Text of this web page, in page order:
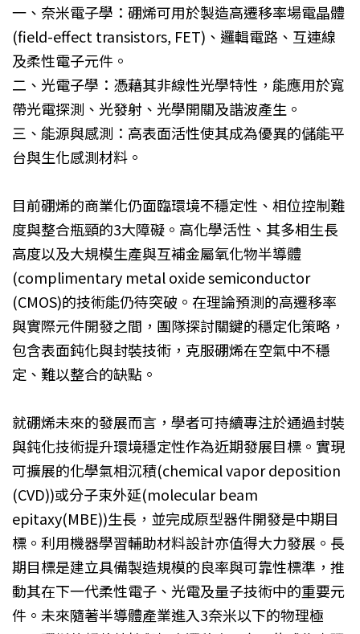
一、奈米電子學：硼烯可用於製造高遷移率場電晶體
(field-effect transistors, FET)、邏輯電路、互連線
及柔性電子元件。
二、光電子學：憑藉其非線性光學特性，能應用於寬
帶光電探測、光發射、光學開關及諧波產生。
三、能源與感測：高表面活性使其成為優異的儲能平
台與生化感測材料。
目前硼烯的商業化仍面臨環境不穩定性、相位控制難
度與整合瓶頸的3大障礙。高化學活性、其多相生長
高度以及大規模生產與互補金屬氧化物半導體
(complimentary metal oxide semiconductor
(CMOS)的技術能仍待突破。在理論預測的高遷移率
與實際元件開發之間，團隊探討關鍵的穩定化策略，
包含表面鈍化與封裝技術，克服硼烯在空氣中不穩
定、難以整合的缺點。
就硼烯未來的發展而言，學者可持續專注於通過封裝
與鈍化技術提升環境穩定性作為近期發展目標。實現
可擴展的化學氣相沉積(chemical vapor deposition
(CVD))或分子束外延(molecular beam
epitaxy(MBE))生長，並完成原型器件開發是中期目
標。利用機器學習輔助材料設計亦值得大力發展。長
期目標是建立具備製造規模的良率與可靠性標準，推
動其在下一代柔性電子、光電及量子技術中的重要元
件。未來隨著半導體產業進入3奈米以下的物理極